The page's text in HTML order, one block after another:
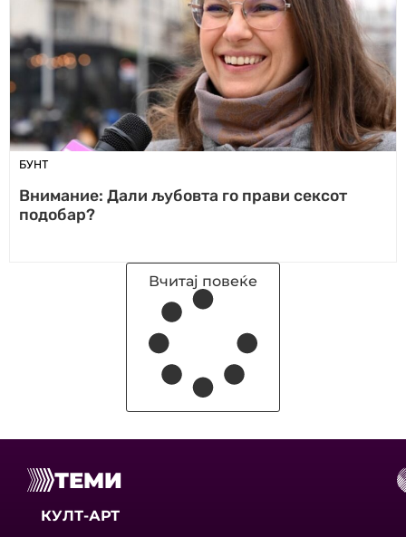
БУНТ
Внимание: Дали љубовта го прави сексот
подобар?
Вчитај повеќе
ТЕМИ
КУЛТ-АРТ